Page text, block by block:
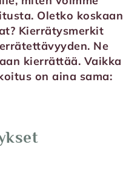
Oletko koskaan
Kierrätysmerkit
Ne
kierrättää. Vaikka
on aina sama: